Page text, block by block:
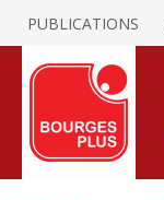
PUBLICATIONS